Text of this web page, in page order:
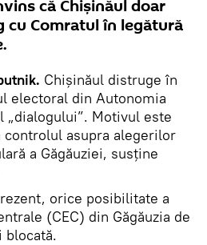
că Chișinăul doar
cu Comratul în legătură
Chișinăul distruge în
electoral din Autonomia
„dialogului”. Motivul este
controlul asupra alegerilor
a Găgăuziei, susține
orice posibilitate a
(CEC) din Găgăuzia de
blocată.